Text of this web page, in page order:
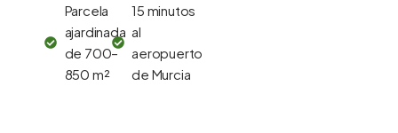
Parcela
ajardinada
de 700–
850 m²
15 minutos
al
aeropuerto
de Murcia